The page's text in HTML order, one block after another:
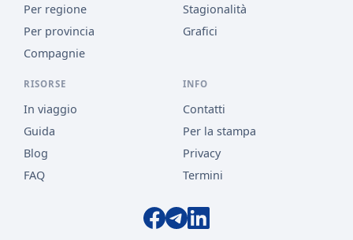
Per regione
Per provincia
Compagnie
Stagionalità
Grafici
RISORSE
In viaggio
Guida
Blog
FAQ
INFO
Contatti
Per la stampa
Privacy
Termini